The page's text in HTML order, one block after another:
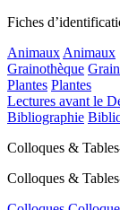
Fiches
Animaux Animaux
Grainothèque
Plantes Plantes
Lectures avant le
Bibliographie
Colloques &
Colloques &